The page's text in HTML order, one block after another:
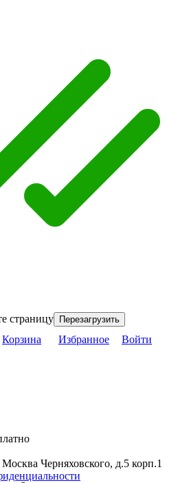
страницу Перезагрузить
Корзина Избранное Войти
Черняховского, д.5 корп.1